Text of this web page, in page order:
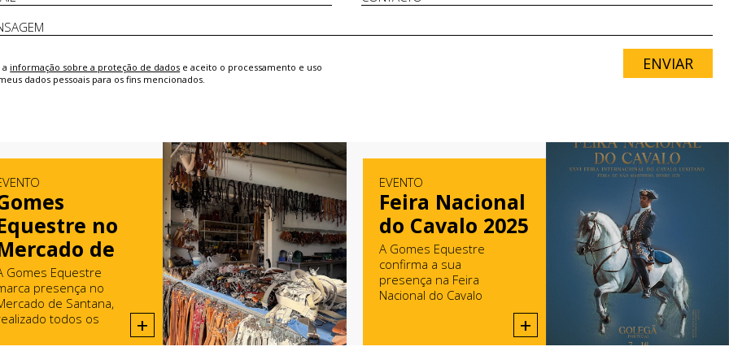
a informação sobre a proteção de dados e aceito o processamento e uso
dados pessoais para os fins mencionados.
ENVIAR
no
de
Gomes Equestre
presença no
de Santana,
todos os
+
EVENTO
Feira Nacional
do Cavalo 2025
A Gomes Equestre
confirma a sua
presença na Feira
Nacional do Cavalo
+